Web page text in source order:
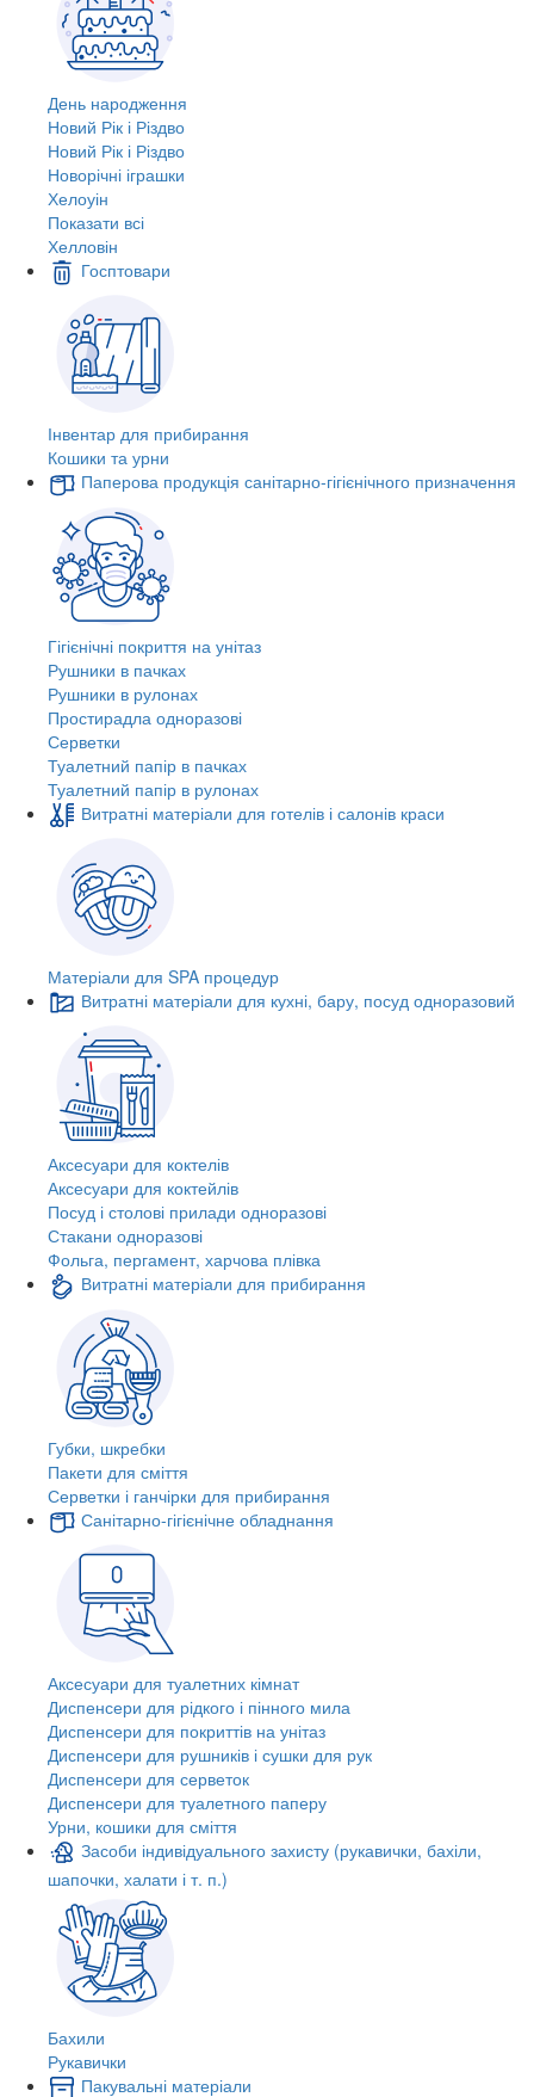
День народження
Новий Рік і Різдво
Новий Рік і Різдво
Новорічні іграшки
Хелоуін
Показати всі
Хелловін
Госптовари
Інвентар для прибирання
Кошики та урни
Паперова продукція санітарно-гігієнічного призначення
Гігієнічні покриття на унітаз
Рушники в пачках
Рушники в рулонах
Простирадла одноразові
Серветки
Туалетний папір в пачках
Туалетний папір в рулонах
Витратні матеріали для готелів і салонів краси
Матеріали для SPA процедур
Витратні матеріали для кухні, бару, посуд одноразовий
Аксесуари для коктелів
Аксесуари для коктейлів
Посуд і столові прилади одноразові
Стакани одноразові
Фольга, пергамент, харчова плівка
Витратні матеріали для прибирання
Губки, шкребки
Пакети для сміття
Серветки і ганчірки для прибирання
Санітарно-гігієнічне обладнання
Аксесуари для туалетних кімнат
Диспенсери для рідкого і пінного мила
Диспенсери для покриттів на унітаз
Диспенсери для рушників і сушки для рук
Диспенсери для серветок
Диспенсери для туалетного паперу
Урни, кошики для сміття
Засоби індивідуального захисту (рукавички, бахіли,
шапочки, халати і т. п.)
Бахили
Рукавички
Пакувальні матеріали